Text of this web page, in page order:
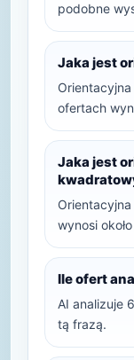
podobne
Jaka jest
ofertach
Jaka jest
wynosi
Ile ofert
AI analizuje
tą frazą.